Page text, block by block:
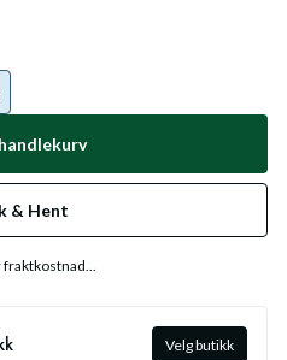
& Hent
Velg butikk